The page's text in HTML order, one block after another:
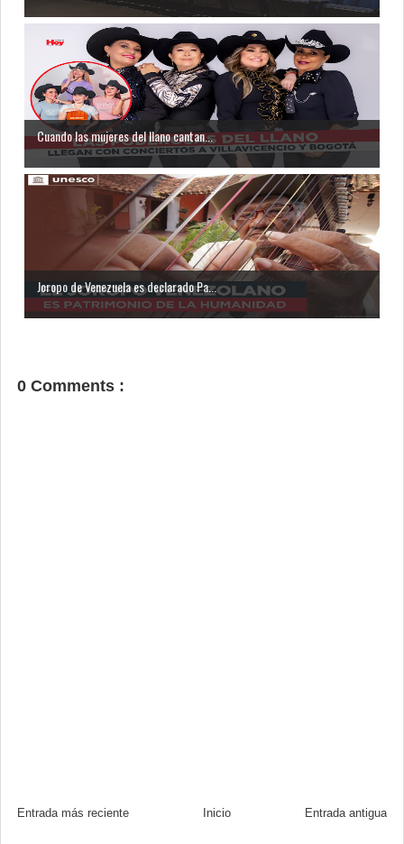
Cuando las mujeres del llano cantan...
Joropo de Venezuela es declarado Pa...
0 Comments :
Entrada más reciente Entrada antigua
Inicio